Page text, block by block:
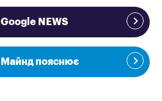
NEWS
Майнд пояснює